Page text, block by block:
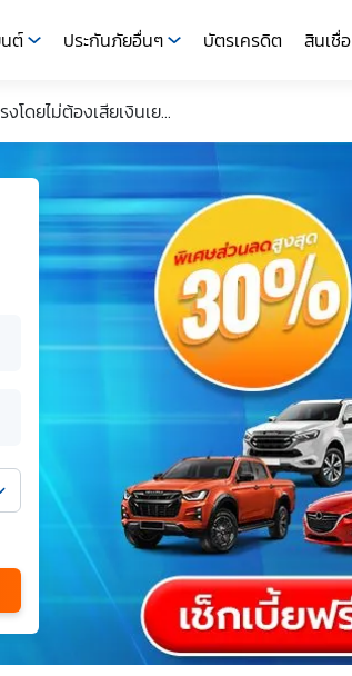
ต์ ประกันภัยอื่นๆ บัตรเครดิต สินเชื่อ
โดยไม่ต้องเสียเงินเย...